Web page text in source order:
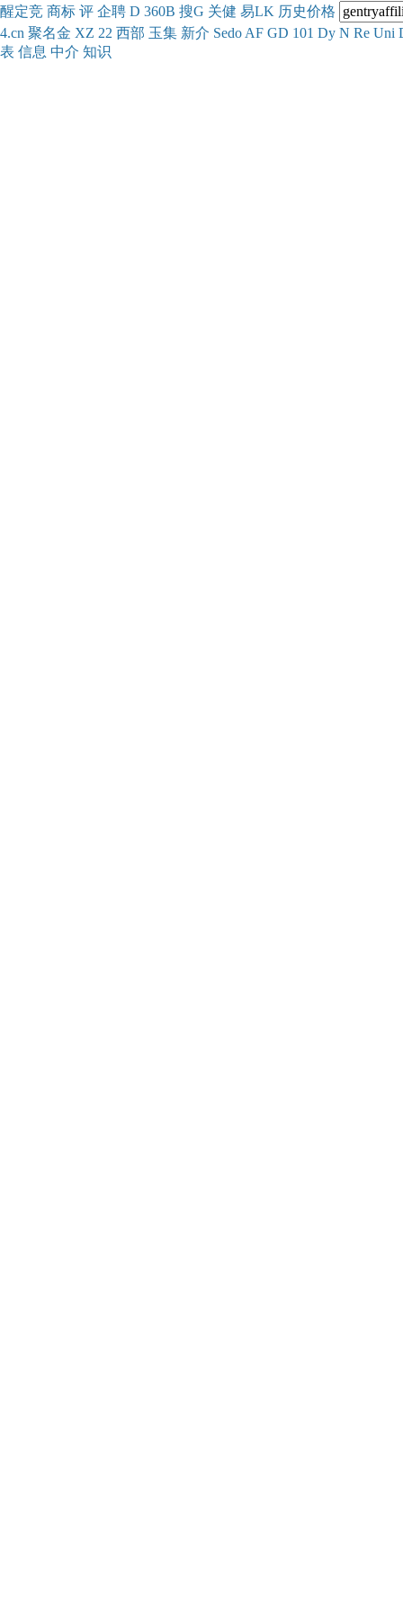
醒定竞 商标 评 企聘 D 360B 搜G 关健 易LK 历史价格
4.cn 聚名金 XZ 22 西部 玉集 新介 Sedo AF GD 101 Dy N Re Uni
表 信息 中介 知识